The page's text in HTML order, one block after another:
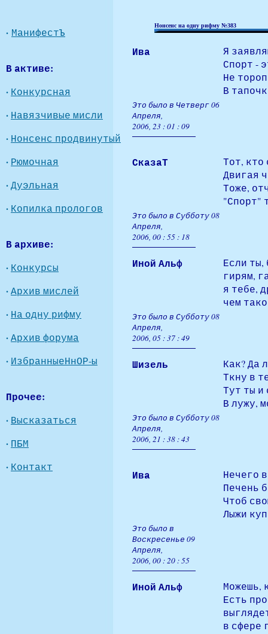
· МанифестЪ
В активе:
· Конкурсная
· Навязчивые мисли
· Нонсенс продвинутый
· Рюмочная
·Дуэльная
· Копилка прологов
В архиве:
· Конкурсы
·Архив мислей
· На одну рифму
·Архив форума
· ИзбранныеНнОР-ы
Прочее:
· Высказаться
· ПБМ
· Контакт
Нонсенс на одну рифму №383
Ива
Я
Спорт -
Не
В
Это было в Четверг 06
Апреля,
2006, 23 : 01 : 09
СказаТ
Тот, кто
Двигая
Тоже,
"Спорт"
Это было в Субботу 08
Апреля,
2006, 00 : 55 : 18
Иной Альф
Если ты,
гирям,
я тебе,
чем
Это было в Субботу 08
Апреля,
2006, 05 : 37 : 49
Шизель
Как? Да
Ткну в
Тут ты и
В лужу,
Это было в Субботу 08
Апреля,
2006, 21 : 38 : 43
Ива
Нечего
Печень
Чтоб
Лыжи
Это было в
Воскресенье 09
Апреля,
2006, 00 : 20 : 55
Иной Альф
Можешь,
Есть
в сфере